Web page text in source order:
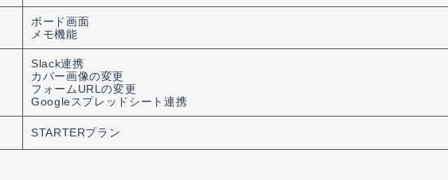
ボード画面
メモ機能
Slack連携
カバー画像の変更
フォームURLの変更
Googleスプレッドシート連携
STARTERプラン